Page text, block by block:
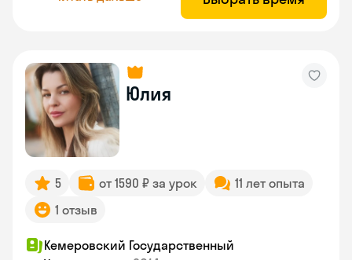
Юлия
5 от 1590 ₽ за урок
11 лет опыта
1 отзыв
Кемеровский Государственный